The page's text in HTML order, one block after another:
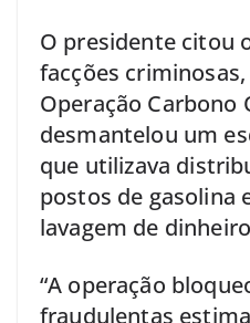
O presidente citou
facções
Operação Carbono
desmantelou um
que utilizava
postos de gasolina
lavagem de
“A operação
fraudulentas